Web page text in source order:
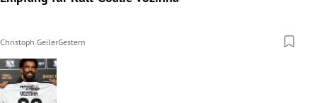
Christoph GeilerGestern